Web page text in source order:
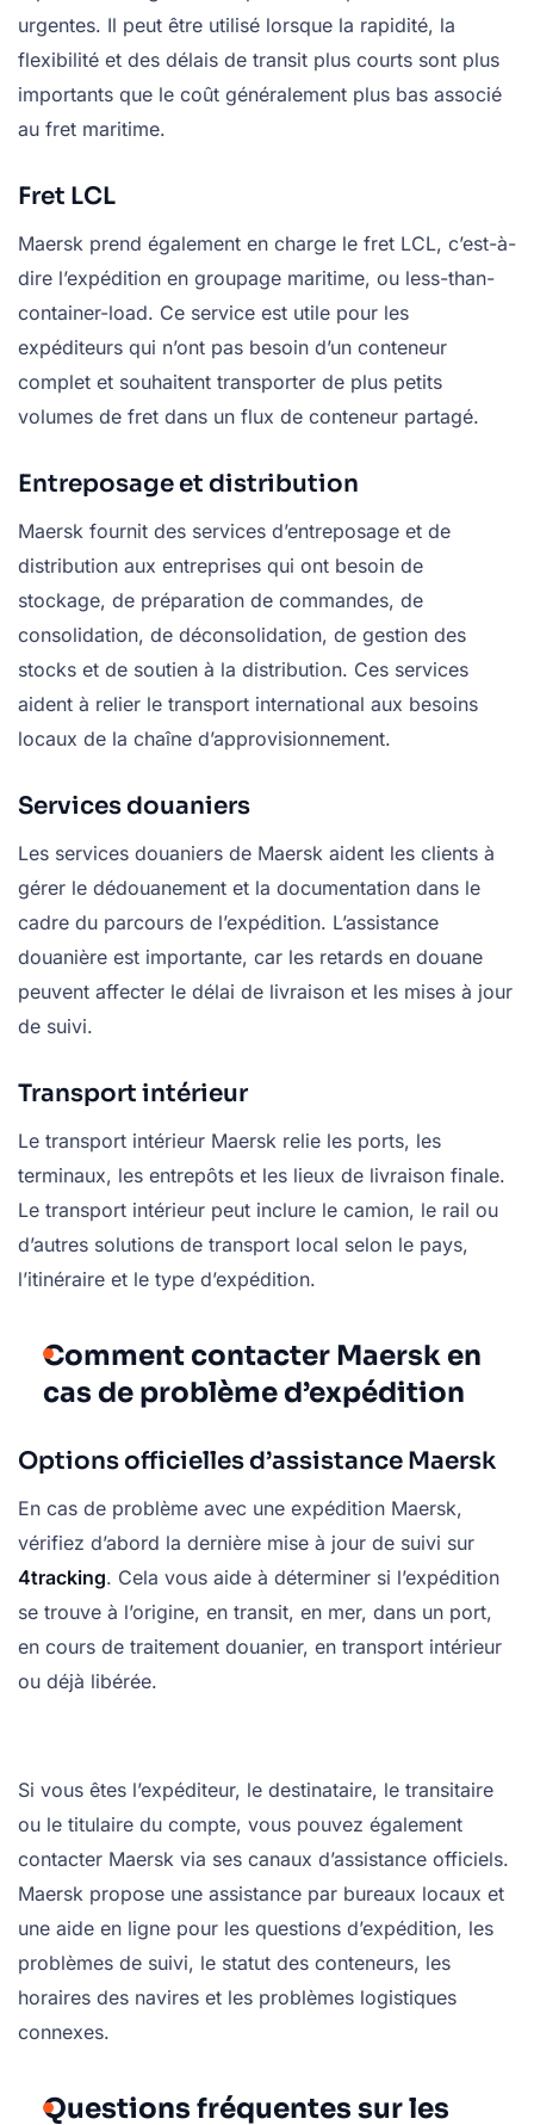
urgentes. Il peut être utilisé lorsque la rapidité, la
flexibilité et des délais de transit plus courts sont plus
importants que le coût généralement plus bas associé
au fret maritime.
Fret LCL
Maersk prend également en charge le fret LCL, c’est-à-
dire l’expédition en groupage maritime, ou less-than-
container-load. Ce service est utile pour les
expéditeurs qui n’ont pas besoin d’un conteneur
complet et souhaitent transporter de plus petits
volumes de fret dans un flux de conteneur partagé.
Entreposage et distribution
Maersk fournit des services d’entreposage et de
distribution aux entreprises qui ont besoin de
stockage, de préparation de commandes, de
consolidation, de déconsolidation, de gestion des
stocks et de soutien à la distribution. Ces services
aident à relier le transport international aux besoins
locaux de la chaîne d’approvisionnement.
Services douaniers
Les services douaniers de Maersk aident les clients à
gérer le dédouanement et la documentation dans le
cadre du parcours de l’expédition. L’assistance
douanière est importante, car les retards en douane
peuvent affecter le délai de livraison et les mises à jour
de suivi.
Transport intérieur
Le transport intérieur Maersk relie les ports, les
terminaux, les entrepôts et les lieux de livraison finale.
Le transport intérieur peut inclure le camion, le rail ou
d’autres solutions de transport local selon le pays,
l’itinéraire et le type d’expédition.
Comment contacter Maersk en
cas de problème d’expédition
Options officielles d’assistance Maersk
En cas de problème avec une expédition Maersk,
vérifiez d’abord la dernière mise à jour de suivi sur
4tracking. Cela vous aide à déterminer si l’expédition
se trouve à l’origine, en transit, en mer, dans un port,
en cours de traitement douanier, en transport intérieur
ou déjà libérée.
Si vous êtes l’expéditeur, le destinataire, le transitaire
ou le titulaire du compte, vous pouvez également
contacter Maersk via ses canaux d’assistance officiels.
Maersk propose une assistance par bureaux locaux et
une aide en ligne pour les questions d’expédition, les
problèmes de suivi, le statut des conteneurs, les
horaires des navires et les problèmes logistiques
connexes.
Questions fréquentes sur les